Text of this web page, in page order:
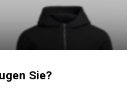
Sie?